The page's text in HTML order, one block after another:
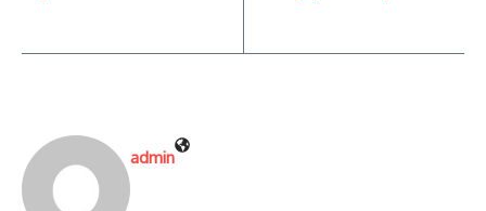
admin